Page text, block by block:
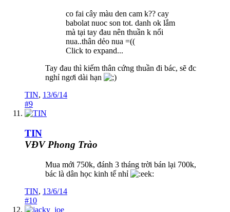
co fai cây màu den cam k?? cay
babolat nuoc son tot. danh ok lắm
mà tại tay đau nên thuần k nổi
nua..thân dẻo nua =((
Click to expand...
Tay đau thì kiếm thân cứng thuần đi bác, sẽ đc
nghỉ ngơi dài hạn
TIN, 13/6/14
#9
TIN
VĐV Phong Trào
Mua mới 750k, đánh 3 tháng trời bán lại 700k,
bác là dân học kinh tế nhỉ
TIN, 13/6/14
#10